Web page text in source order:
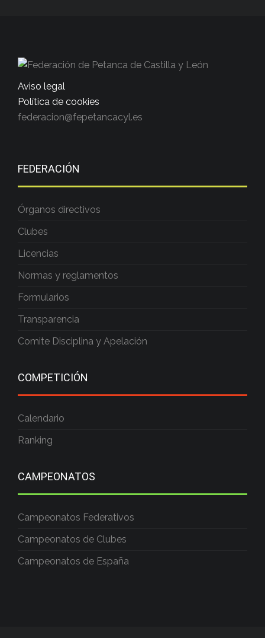
Aviso legal
Política de cookies
federacion@fepetancacyl.es
FEDERACIÓN
Órganos directivos
Clubes
Licencias
Normas y reglamentos
Formularios
Transparencia
Comite Disciplina y Apelación
COMPETICIÓN
Calendario
Ranking
CAMPEONATOS
Campeonatos Federativos
Campeonatos de Clubes
Campeonatos de España